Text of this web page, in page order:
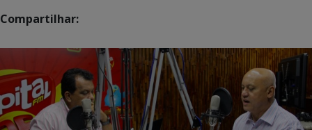
Compartilhar: